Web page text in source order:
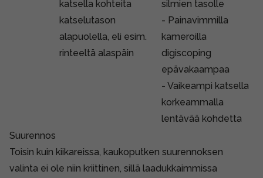
katsella kohteita
katselutason
alapuolella, eli esim.
rinteeltä alaspäin
silmien tasolle
- Painavimmilla
kameroilla
digiscoping
epävakaampaa
- Vaikeampi katsella
korkeammalla
lentävää kohdetta
Suurennos
Toisin kuin kiikareissa, kaukoputken suurennoksen
valinta ei ole niin kriittinen, sillä laadukkaimmissa